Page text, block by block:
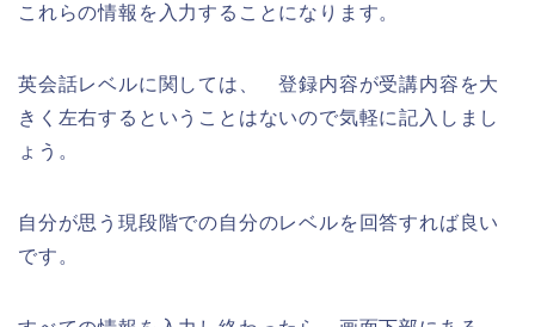
これらの情報を入力することになります。
英会話レベルに関しては、 登録内容が受講内容を大
きく左右するということはないので気軽に記入しまし
ょう。
自分が思う現段階での自分のレベルを回答すれば良い
です。